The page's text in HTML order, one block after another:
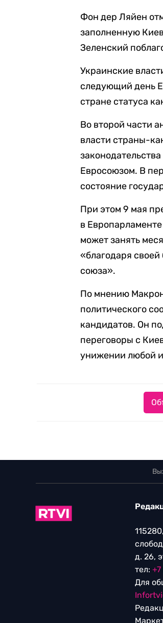
Фон дер Ляйен
заполненную
Зеленский
Украинские
следующий день
стране статуса
Во второй части
власти страны-
Евросоюзом. В
состояние
При этом 9 мая
в
может занять
«благодаря
союза».
По мнению
политического
кандидатов. Он
переговоры с
унижении любой
д. 26,
тел:
Для